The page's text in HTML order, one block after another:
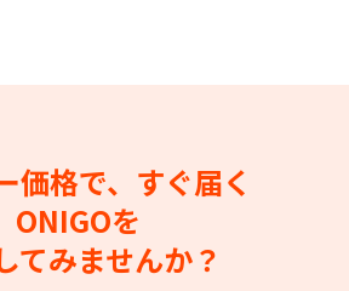
価格で、すぐ届く
ONIGOを
てみませんか？